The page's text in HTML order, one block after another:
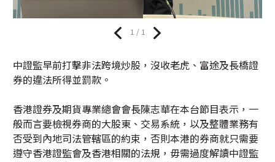
1 / 1
中證監早前打擊非法跨境炒股，沒收老虎、富途及長橋證
券的違法所得並罰款。
香港證券及期貨專業總會會長陳志華在本台節目表示，一
般而言要檢視券商的大股東、交易系統，以及整體業務有
否受到內地司法管轄區的約束，否則本港的券商就只需要
遵守香港證監會及香港相關的法規，毋需過度解讀中證監